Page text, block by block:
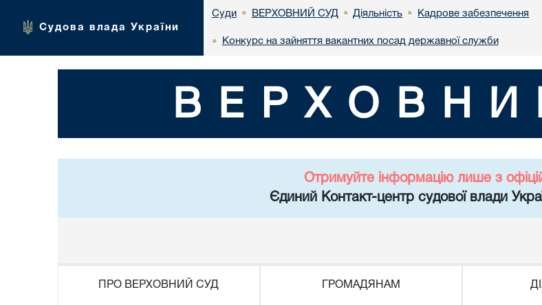
Судова влада України
Суди • ВЕРХОВНИЙ СУД • Діяльність • Кадрове забезпечення
• Конкурс на зайняття вакантних посад державної служби
Отримуйте інформацію лише з
Єдиний Контакт-центр судової влади
ПРО ВЕРХОВНИЙ СУД ГРОМАДЯНАМ